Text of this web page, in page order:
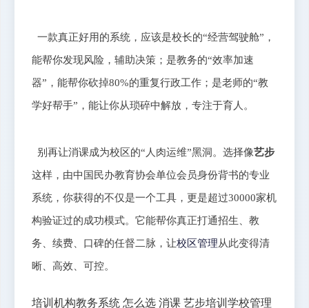
一款真正好用的系统，应该是校长的“经营驾驶舱”，
能帮你发现风险，辅助决策；是教务的“效率加速
器”，能帮你砍掉80%的重复行政工作；是老师的“教
学好帮手”，能让你从琐碎中解放，专注于育人。
别再让消课成为校区的“人肉运维”黑洞。选择像艺步
这样，由中国民办教育协会单位会员身份背书的专业
系统，你获得的不仅是一个工具，更是超过30000家机
构验证过的成功模式。它能帮你真正打通招生、教
务、续费、口碑的任督二脉，让校区管理从此变得清
晰、高效、可控。
培训机构教务系统 怎么选 消课 艺步培训学校管理